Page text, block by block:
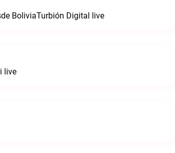
BoliviaTurbión Digital live
live